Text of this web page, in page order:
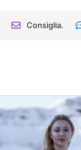
Consiglia.